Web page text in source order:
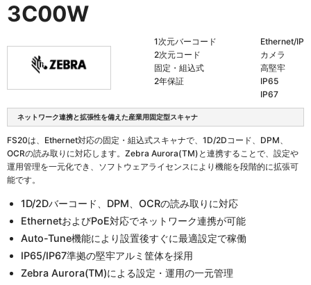
3C00W
1次元バーコード
2次元コード
固定・組込式
2年保証
Ethernet/IP
カメラ
高堅牢
IP65
IP67
ネットワーク連携と拡張性を備えた産業用固定型スキャナ
FS20は、Ethernet対応の固定・組込式スキャナで、1D/2Dコード、DPM、
OCRの読み取りに対応します。Zebra Aurora(TM)と連携することで、設定や
運用管理を一元化でき、ソフトウェアライセンスにより機能を段階的に拡張可
能です。
1D/2Dバーコード、DPM、OCRの読み取りに対応
EthernetおよびPoE対応でネットワーク連携が可能
Auto-Tune機能により設置後すぐに最適設定で稼働
IP65/IP67準拠の堅牢アルミ筐体を採用
Zebra Aurora(TM)による設定・運用の一元管理